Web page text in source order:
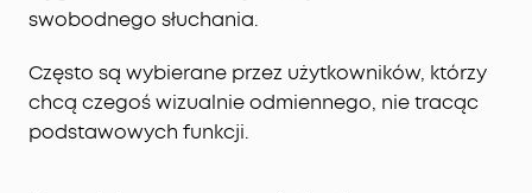
swobodnego słuchania.
Często są wybierane przez użytkowników, którzy
chcą czegoś wizualnie odmiennego, nie tracąc
podstawowych funkcji.